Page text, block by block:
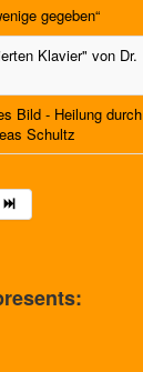
gegeben“
Klavier" von Dr.
Bild - Heilung durch
Schultz